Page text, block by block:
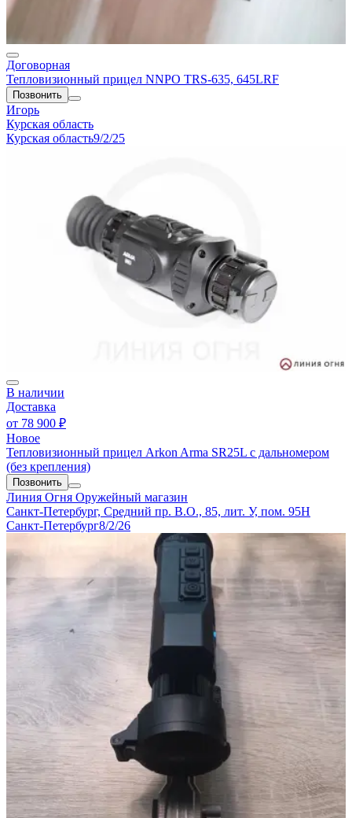
Договорная
Тепловизионный прицел NNPO TRS-635, 645LRF
Позвонить
Игорь
Курская область
Курская область9/2/25
В наличии
Доставка
от 78 900 ₽
Новое
Тепловизионный прицел Arkon Arma SR25L с дальномером
(без крепления)
Позвонить
Линия Огня Оружейный магазин
Санкт-Петербург, Средний пр. В.О., 85, лит. У, пом. 95Н
Санкт-Петербург8/2/26